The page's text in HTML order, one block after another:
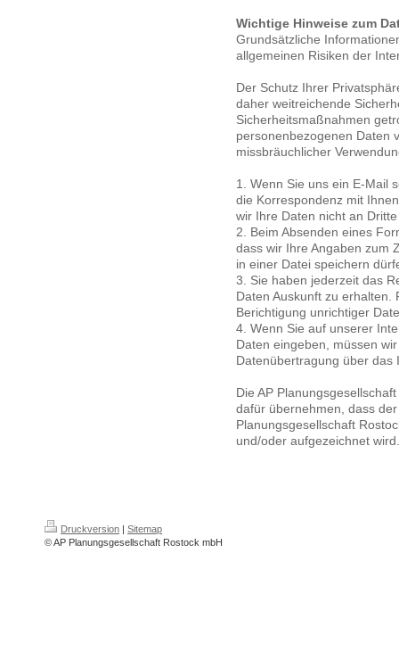
Wichtige Hinweise zum
Grundsätzliche
allgemeinen Risiken der
Der Schutz Ihrer
daher weitreichende
Sicherheitsmaßnahmen
personenbezogenen Daten
missbräuchlicher
1. Wenn Sie uns ein E-Mail
die Korrespondenz mit
wir Ihre Daten nicht an
2. Beim Absenden eines
dass wir Ihre Angaben zum
in einer Datei speichern
3. Sie haben jederzeit das
Daten Auskunft zu erhalten.
Berichtigung unrichtiger
4. Wenn Sie auf unserer
Daten eingeben, müssen
Datenübertragung über
Die AP
dafür übernehmen, dass
Planungsgesellschaft
und/oder aufgezeichnet wird.
Druckversion | Sitemap
© AP Planungsgesellschaft Rostock mbH